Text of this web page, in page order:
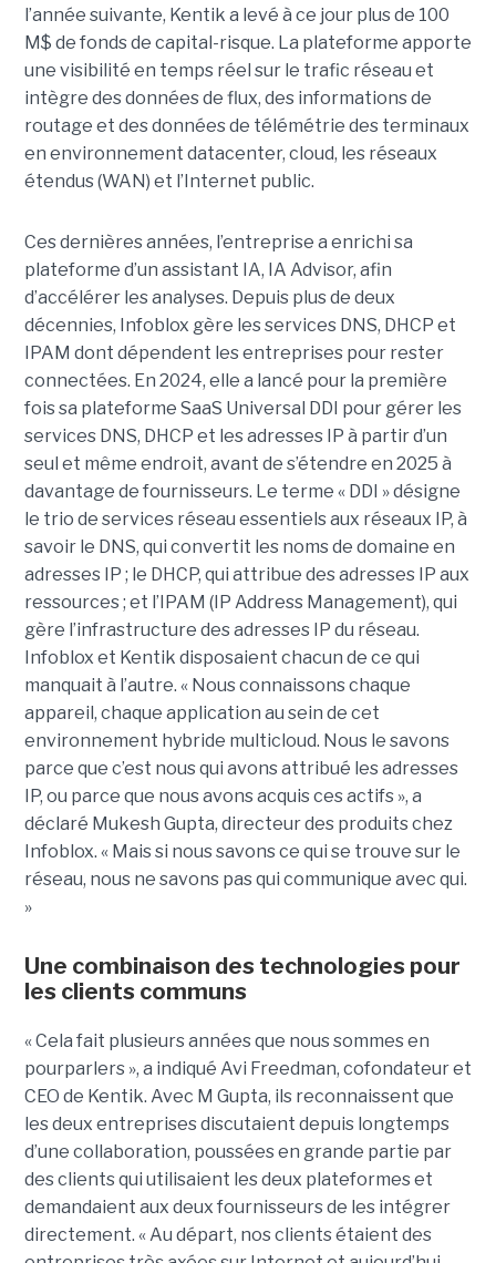
l’année suivante, Kentik a levé à ce jour plus de 100
M$ de fonds de capital-risque. La plateforme apporte
une visibilité en temps réel sur le trafic réseau et
intègre des données de flux, des informations de
routage et des données de télémétrie des terminaux
en environnement datacenter, cloud, les réseaux
étendus (WAN) et l’Internet public.
Ces dernières années, l’entreprise a enrichi sa
plateforme d’un assistant IA, IA Advisor, afin
d’accélérer les analyses. Depuis plus de deux
décennies, Infoblox gère les services DNS, DHCP et
IPAM dont dépendent les entreprises pour rester
connectées. En 2024, elle a lancé pour la première
fois sa plateforme SaaS Universal DDI pour gérer les
services DNS, DHCP et les adresses IP à partir d’un
seul et même endroit, avant de s’étendre en 2025 à
davantage de fournisseurs. Le terme « DDI » désigne
le trio de services réseau essentiels aux réseaux IP, à
savoir le DNS, qui convertit les noms de domaine en
adresses IP ; le DHCP, qui attribue des adresses IP aux
ressources ; et l’IPAM (IP Address Management), qui
gère l’infrastructure des adresses IP du réseau.
Infoblox et Kentik disposaient chacun de ce qui
manquait à l’autre. « Nous connaissons chaque
appareil, chaque application au sein de cet
environnement hybride multicloud. Nous le savons
parce que c’est nous qui avons attribué les adresses
IP, ou parce que nous avons acquis ces actifs », a
déclaré Mukesh Gupta, directeur des produits chez
Infoblox. « Mais si nous savons ce qui se trouve sur le
réseau, nous ne savons pas qui communique avec qui.
»
Une combinaison des technologies pour
les clients communs
« Cela fait plusieurs années que nous sommes en
pourparlers », a indiqué Avi Freedman, cofondateur et
CEO de Kentik. Avec M Gupta, ils reconnaissent que
les deux entreprises discutaient depuis longtemps
d’une collaboration, poussées en grande partie par
des clients qui utilisaient les deux plateformes et
demandaient aux deux fournisseurs de les intégrer
directement. « Au départ, nos clients étaient des